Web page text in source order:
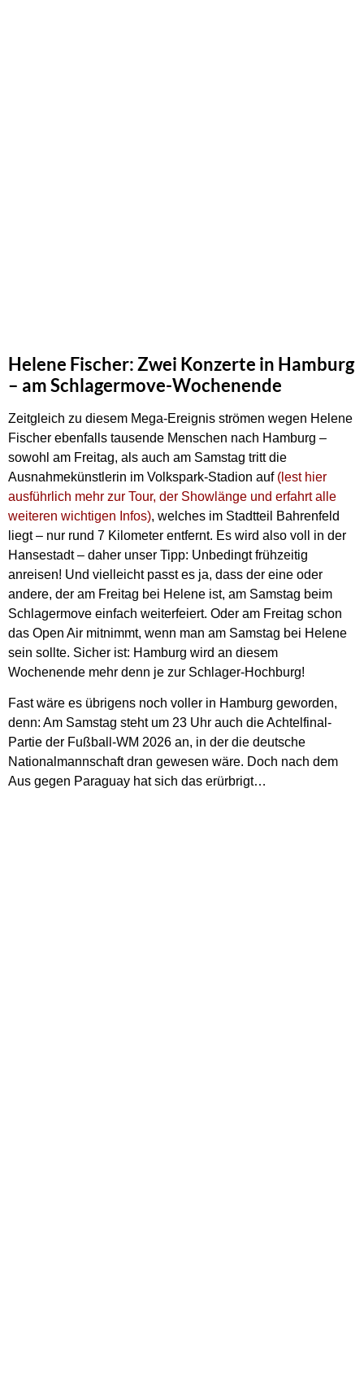
Helene Fischer: Zwei Konzerte in Hamburg
– am Schlagermove-Wochenende
Zeitgleich zu diesem Mega-Ereignis strömen wegen Helene
Fischer ebenfalls tausende Menschen nach Hamburg –
sowohl am Freitag, als auch am Samstag tritt die
Ausnahmekünstlerin im Volkspark-Stadion auf (lest hier
ausführlich mehr zur Tour, der Showlänge und erfahrt alle
weiteren wichtigen Infos), welches im Stadtteil Bahrenfeld
liegt – nur rund 7 Kilometer entfernt. Es wird also voll in der
Hansestadt – daher unser Tipp: Unbedingt frühzeitig
anreisen! Und vielleicht passt es ja, dass der eine oder
andere, der am Freitag bei Helene ist, am Samstag beim
Schlagermove einfach weiterfeiert. Oder am Freitag schon
das Open Air mitnimmt, wenn man am Samstag bei Helene
sein sollte. Sicher ist: Hamburg wird an diesem
Wochenende mehr denn je zur Schlager-Hochburg!
Fast wäre es übrigens noch voller in Hamburg geworden,
denn: Am Samstag steht um 23 Uhr auch die Achtelfinal-
Partie der Fußball-WM 2026 an, in der die deutsche
Nationalmannschaft dran gewesen wäre. Doch nach dem
Aus gegen Paraguay hat sich das erürbrigt…